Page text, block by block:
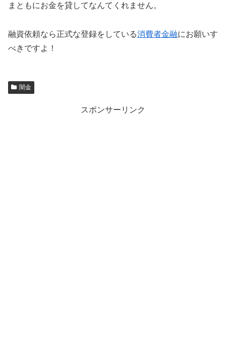
まともにお金を貸してなんてくれません。
融資依頼なら正式な登録をしている消費者金融にお願いす
べきですよ！
闇金
スポンサーリンク